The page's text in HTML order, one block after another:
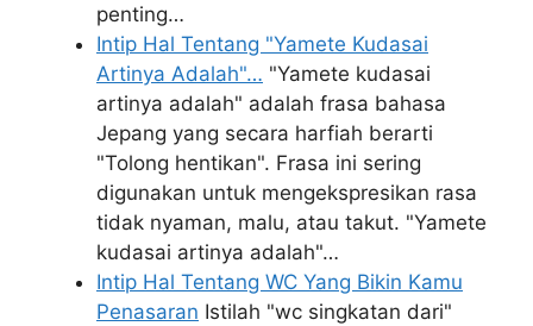
penting…
Intip Hal Tentang "Yamete Kudasai
Artinya Adalah"… "Yamete kudasai
artinya adalah" adalah frasa bahasa
Jepang yang secara harfiah berarti
"Tolong hentikan". Frasa ini sering
digunakan untuk mengekspresikan rasa
tidak nyaman, malu, atau takut. "Yamete
kudasai artinya adalah"…
Intip Hal Tentang WC Yang Bikin Kamu
Penasaran Istilah "wc singkatan dari"